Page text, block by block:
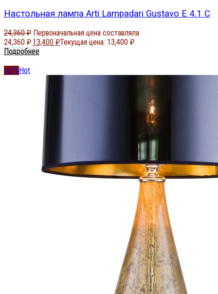
Настольная лампа Arti Lampadari Gustavo E 4.1 C
24,360₽ Первоначальная цена составляла
24,360 ₽.13,400 ₽Текущая цена: 13,400 ₽.
Подробнее
-61%Hot